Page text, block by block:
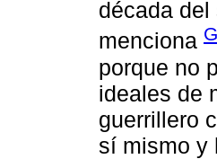
década del
menciona
porque no
ideales de
guerrillero
sí mismo y